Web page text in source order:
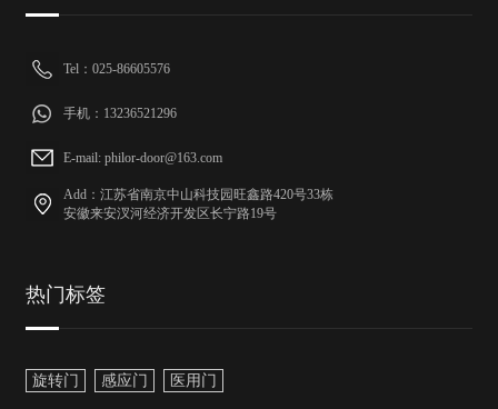
Tel：025-86605576
手机：13236521296
E-mail: philor-door@163.com
Add：江苏省南京中山科技园旺鑫路420号33栋
安徽来安汊河经济开发区长宁路19号
热门标签
旋转门 感应门 医用门